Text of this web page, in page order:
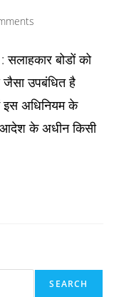
सलाहकार बोडों को
जैसा उपबंधित है
इस अधिनियम के
आदेश के अधीन किसी
SEARCH